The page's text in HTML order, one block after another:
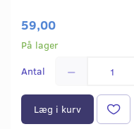
59,00
På lager
Antal
Læg i kurv